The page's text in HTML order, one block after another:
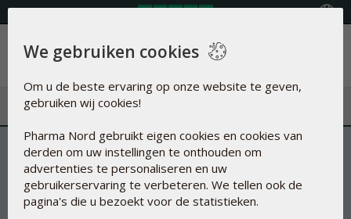
Menu
We gebruiken cookies
Om u de beste ervaring op onze website te geven,
gebruiken wij cookies!
Pharma Nord gebruikt eigen cookies en cookies van
derden om uw instellingen te onthouden om
advertenties te personaliseren en uw
gebruikerservaring te verbeteren. We tellen ook de
pagina's die u bezoekt voor de statistieken.